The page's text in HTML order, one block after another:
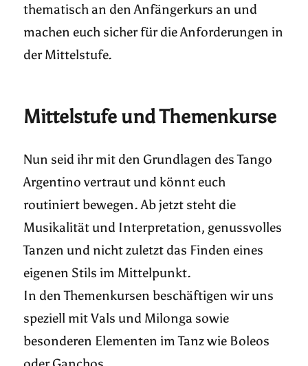
thematisch an den Anfängerkurs an und
machen euch sicher für die Anforderungen in
der Mittelstufe.
Mittelstufe und Themenkurse
Nun seid ihr mit den Grundlagen des Tango
Argentino vertraut und könnt euch
routiniert bewegen. Ab jetzt steht die
Musikalität und Interpretation, genussvolles
Tanzen und nicht zuletzt das Finden eines
eigenen Stils im Mittelpunkt.
In den Themenkursen beschäftigen wir uns
speziell mit Vals und Milonga sowie
besonderen Elementen im Tanz wie Boleos